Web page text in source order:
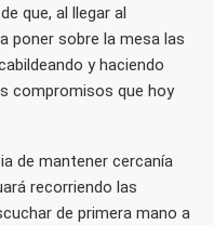
que, al llegar al
poner sobre la mesa las
y haciendo
compromisos que hoy
de mantener cercanía
recorriendo las
de primera mano a